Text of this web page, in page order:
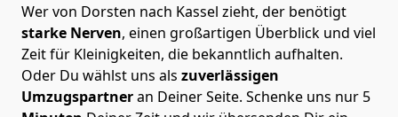
Wer von Dorsten nach Kassel zieht, der benötigt
starke Nerven, einen großartigen Überblick und viel
Zeit für Kleinigkeiten, die bekanntlich aufhalten.
Oder Du wählst uns als zuverlässigen
Umzugspartneran Deiner Seite. Schenke uns nur 5